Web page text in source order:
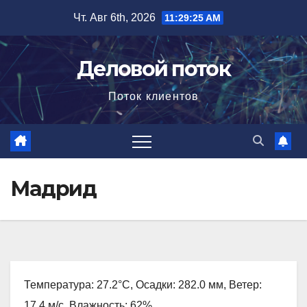
содержимому
Чт. Авг 6th, 2026 11:29:26 AM
Деловой поток
Поток клиентов
Мадрид
Температура: 27.2°C, Осадки: 282.0 мм, Ветер: